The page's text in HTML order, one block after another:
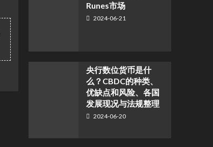
Runes市场
2024-06-21
央行数位货币是什
么？CBDC的种类、
优缺点和风险、各国
发展现况与法规整理
2024-06-20